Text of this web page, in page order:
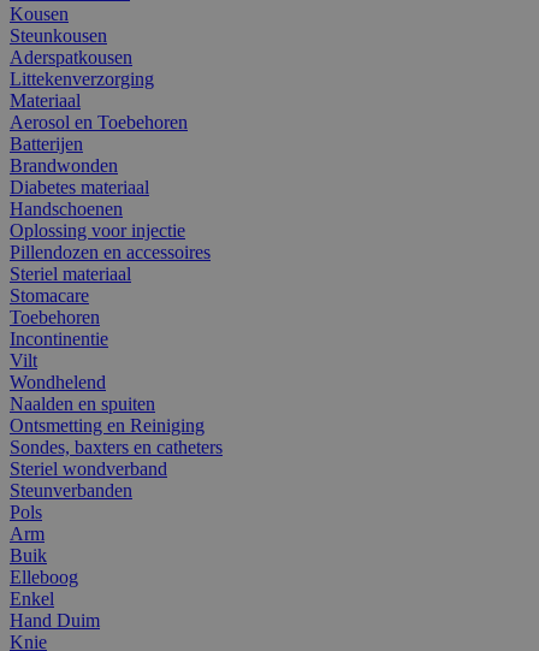
Kousen
Steunkousen
Aderspatkousen
Littekenverzorging
Materiaal
Aerosol en Toebehoren
Batterijen
Brandwonden
Diabetes materiaal
Handschoenen
Oplossing voor injectie
Pillendozen en accessoires
Steriel materiaal
Stomacare
Toebehoren
Incontinentie
Vilt
Wondhelend
Naalden en spuiten
Ontsmetting en Reiniging
Sondes, baxters en catheters
Steriel wondverband
Steunverbanden
Pols
Arm
Buik
Elleboog
Enkel
Hand Duim
Knie